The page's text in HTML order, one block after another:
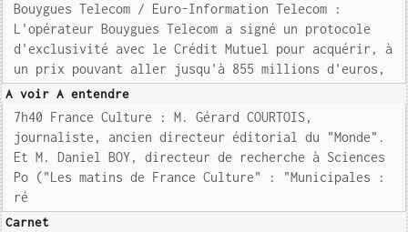
Bouygues Telecom / Euro-Information Telecom :
L'opérateur Bouygues Telecom a signé un protocole
d'exclusivité avec le Crédit Mutuel pour acquérir, à
un prix pouvant aller jusqu'à 855 millions d'euros,
A voir A entendre
7h40 France Culture : M. Gérard COURTOIS,
journaliste, ancien directeur éditorial du "Monde".
Et M. Daniel BOY, directeur de recherche à Sciences
Po ("Les matins de France Culture" : "Municipales :
ré
Carnet